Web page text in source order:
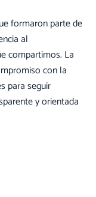
formaron parte de
al
compartimos. La
con la
para seguir
y orientada